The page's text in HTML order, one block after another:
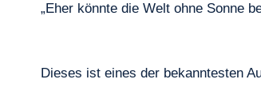
„Eher könnte die Welt ohne Sonne
Dieses ist eines der bekanntesten